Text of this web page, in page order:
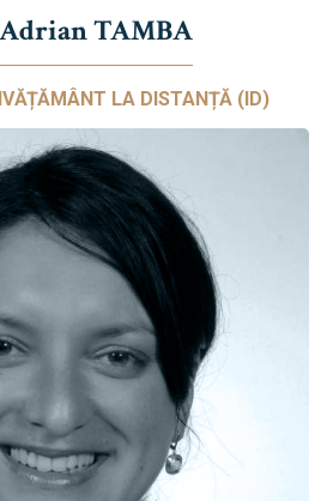
TAMBA
LA DISTANȚĂ (ID)